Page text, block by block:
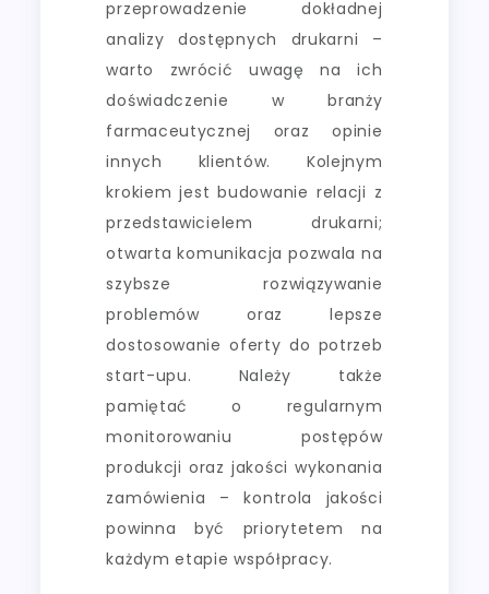
przeprowadzenie dokładnej
analizy dostępnych drukarni –
warto zwrócić uwagę na ich
doświadczenie w branży
farmaceutycznej oraz opinie
innych klientów. Kolejnym
krokiem jest budowanie relacji z
przedstawicielem drukarni;
otwarta komunikacja pozwala na
szybsze rozwiązywanie
problemów oraz lepsze
dostosowanie oferty do potrzeb
start-upu. Należy także
pamiętać o regularnym
monitorowaniu postępów
produkcji oraz jakości wykonania
zamówienia – kontrola jakości
powinna być priorytetem na
każdym etapie współpracy.